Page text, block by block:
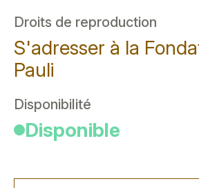
Droits de reproduction
S'adresser à la
Pauli
Disponibilité
Disponible